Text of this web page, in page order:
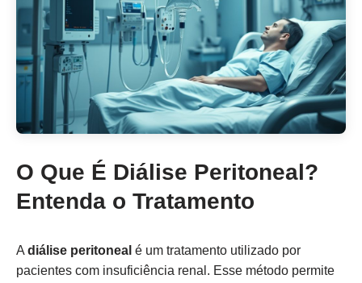
O Que É Diálise Peritoneal?
Entenda o Tratamento
A diálise peritoneal é um tratamento utilizado por
pacientes com insuficiência renal. Esse método permite